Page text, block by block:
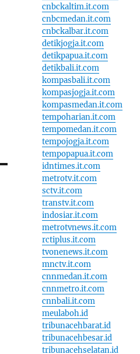
cnbckaltim.it.com
cnbcmedan.it.com
cnbckalbar.it.com
detikjogja.it.com
detikpapua.it.com
detikbali.it.com
kompasbali.it.com
kompasjogja.it.com
kompasmedan.it.com
tempoharian.it.com
tempomedan.it.com
tempojogja.it.com
tempopapua.it.com
idntimes.it.com
metrotv.it.com
sctv.it.com
transtv.it.com
indosiar.it.com
metrotvnews.it.com
rctiplus.it.com
tvonenews.it.com
mnctv.it.com
cnnmedan.it.com
cnnmetro.it.com
cnnbali.it.com
meulaboh.id
tribunacehbarat.id
tribunacehbesar.id
tribunacehselatan.id